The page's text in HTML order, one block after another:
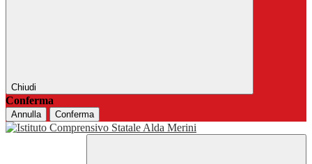
Chiudi
Conferma
Annulla Conferma